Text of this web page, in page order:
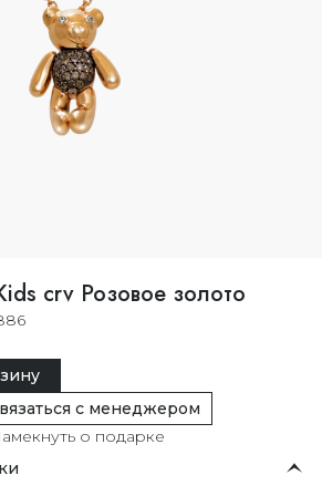
crv Розовое золото
с менеджером
о подарке